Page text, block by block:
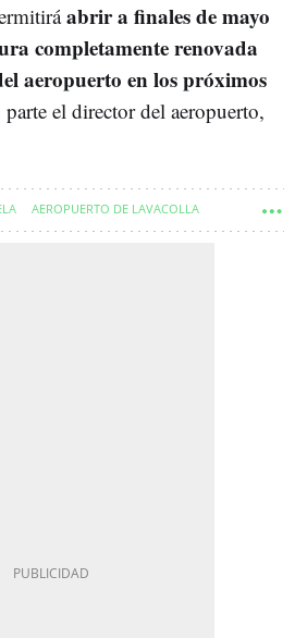
abrir a finales de mayo
completamente renovada
aeropuerto en los próximos
el director del aeropuerto,
AEROPUERTO DE LAVACOLLA